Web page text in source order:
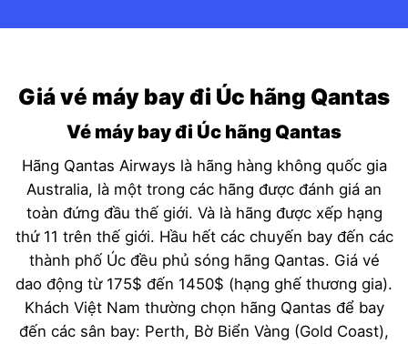
Giá vé máy bay đi Úc hãng Qantas
Vé máy bay đi Úc hãng Qantas
Hãng Qantas Airways là hãng hàng không quốc gia
Australia, là một trong các hãng được đánh giá an
toàn đứng đầu thế giới. Và là hãng được xếp hạng
thứ 11 trên thế giới. Hầu hết các chuyến bay đến các
thành phố Úc đều phủ sóng hãng Qantas. Giá vé
dao động từ 175$ đến 1450$ (hạng ghế thương gia).
Khách Việt Nam thường chọn hãng Qantas để bay
đến các sân bay: Perth, Bờ Biển Vàng (Gold Coast),